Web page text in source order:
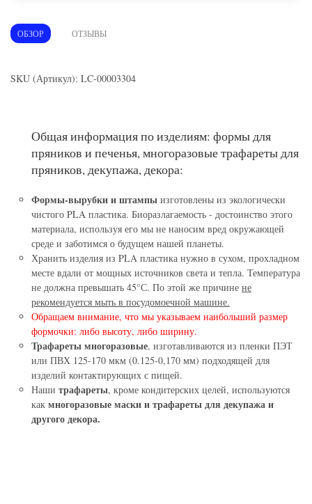
ОБЗОР ОТЗЫВЫ
SKU (Артикул): LC-00003304
Общая информация по изделиям: формы для
пряников и печенья, многоразовые трафареты для
пряников, декупажа, декора:
Формы-вырубки и штампы изготовлены из экологически
чистого PLA пластика. Биоразлагаемость - достоинство этого
материала, используя его мы не наносим вред окружающей
среде и заботимся о будущем нашей планеты.
Хранить изделия из PLA пластика нужно в сухом, прохладном
месте вдали от мощных источников света и тепла. Температура
не должна превышать 45°С. По этой же причине не
рекомендуется мыть в посудомоечной машине.
Обращаем внимание, что мы указываем наибольший размер
формочки: либо высоту, либо ширину.
Трафареты многоразовые, изготавливаются из пленки ПЭТ
или ПВХ 125-170 мкм (0.125-0,170 мм) подходящей для
изделий контактирующих с пищей.
Наши трафареты, кроме кондитерских целей, используются
как многоразовые маски и трафареты для декупажа и
другого декора.